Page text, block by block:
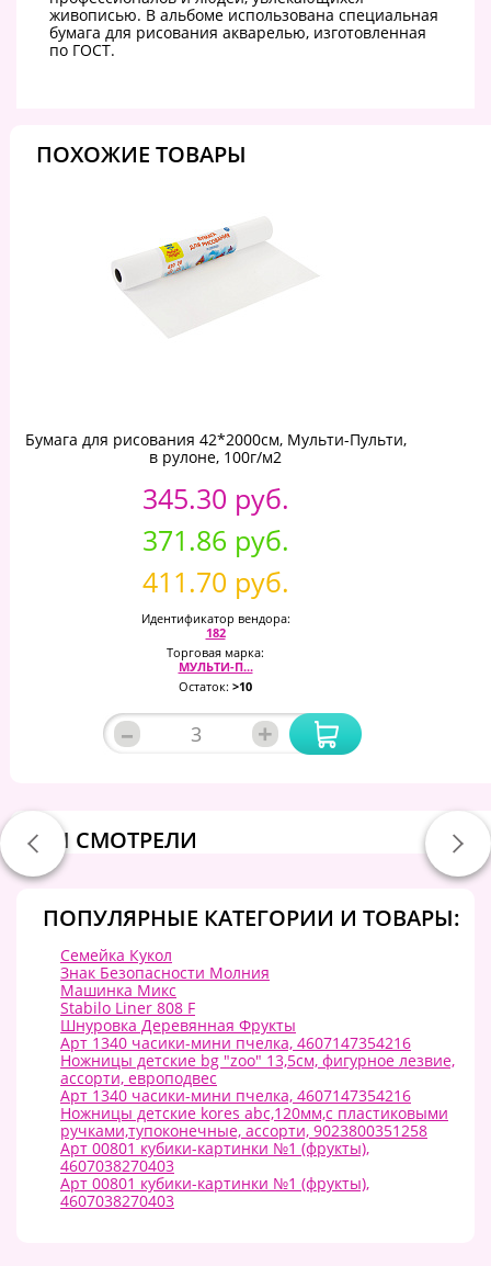
живописью. В альбоме использована специальная
бумага для рисования акварелью, изготовленная
по ГОСТ.
ПОХОЖИЕ ТОВАРЫ
Бумага для рисования 42*2000см, Мульти-Пульти,
в рулоне, 100г/м2
345.30 руб.
371.86 руб.
411.70 руб.
Идентификатор вендора:
182
Торговая марка:
МУЛЬТИ-П...
Остаток: >10
– +
ВЫ СМОТРЕЛИ
ПОПУЛЯРНЫЕ КАТЕГОРИИ И ТОВАРЫ:
Семейка Кукол
Знак Безопасности Молния
Машинка Микс
Stabilo Liner 808 F
Шнуровка Деревянная Фрукты
Арт 1340 часики-мини пчелка, 4607147354216
Ножницы детские bg "zoo" 13,5см, фигурное лезвие,
ассорти, европодвес
Арт 1340 часики-мини пчелка, 4607147354216
Ножницы детские kores abc,120мм,с пластиковыми
ручками,тупоконечные, ассорти, 9023800351258
Арт 00801 кубики-картинки №1 (фрукты),
4607038270403
Арт 00801 кубики-картинки №1 (фрукты),
4607038270403